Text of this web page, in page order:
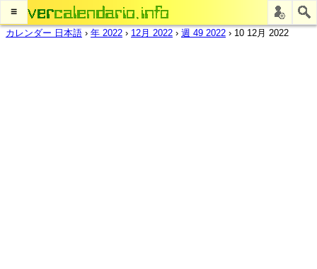
≡
カレンダー 日本語 › 年 2022 › 12月 2022 › 週 49 2022 › 10 12月 2022